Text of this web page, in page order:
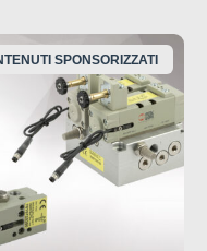
SPONSORIZZATI